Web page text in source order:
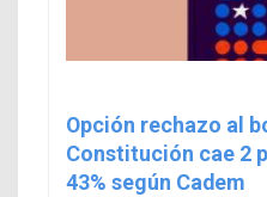
Opción rechazo al
Constitución cae 2
43% según Cadem